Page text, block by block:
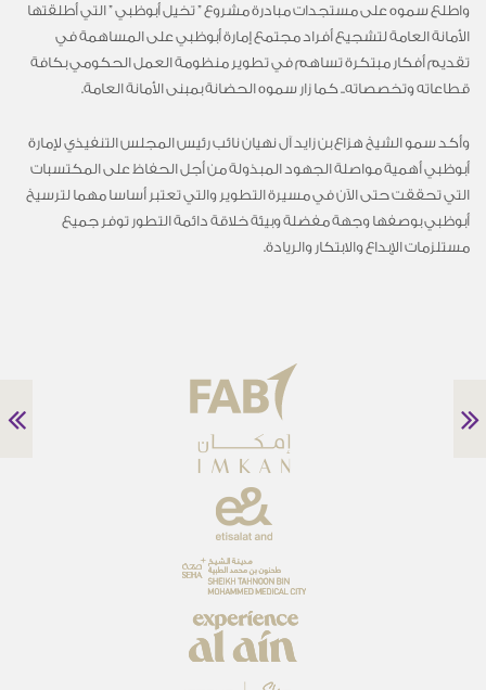
واطلع سموه على مستجدات مبادرة مشروع ” تخيل أبوظبي ” التي أطلقتها
الأمانة العامة لتشجيع أفراد مجتمع إمارة أبوظبي على المساهمة في
تقديم أفكار مبتكرة تساهم في تطوير منظومة العمل الحكومي بكافة
قطاعاته وتخصصاته.. كما زار سموه الحضانة بمبنى الأمانة العامة.
وأكد سمو الشيخ هزاع بن زايد آل نهيان نائب رئيس المجلس التنفيذي لإمارة
أبوظبي أهمية مواصلة الجهود المبذولة من أجل الحفاظ على المكتسبات
التي تحققت حتى الآن في مسيرة التطوير والتي تعتبر أساسا مهما لترسيخ
أبوظبي بوصفها وجهة مفضلة وبيئة خلاقة دائمة التطور توفر جميع
مستلزمات الإبداع والابتكار والريادة.